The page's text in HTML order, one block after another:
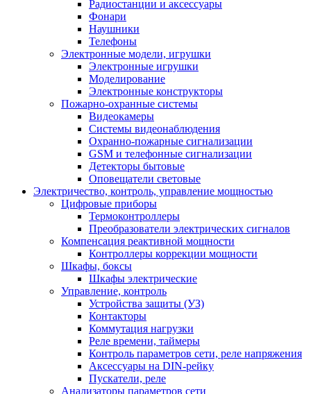
Радиостанции и аксессуары
Фонари
Наушники
Телефоны
Электронные модели, игрушки
Электронные игрушки
Моделирование
Электронные конструкторы
Пожарно-охранные системы
Видеокамеры
Системы видеонаблюдения
Охранно-пожарные сигнализации
GSM и телефонные сигнализации
Детекторы бытовые
Оповещатели световые
Электричество, контроль, управление мощностью
Цифровые приборы
Термоконтроллеры
Преобразователи электрических сигналов
Компенсация реактивной мощности
Контроллеры коррекции мощности
Шкафы, боксы
Шкафы электрические
Управление, контроль
Устройства защиты (УЗ)
Контакторы
Коммутация нагрузки
Реле времени, таймеры
Контроль параметров сети, реле напряжения
Аксессуары на DIN-рейку
Пускатели, реле
Анализаторы параметров сети